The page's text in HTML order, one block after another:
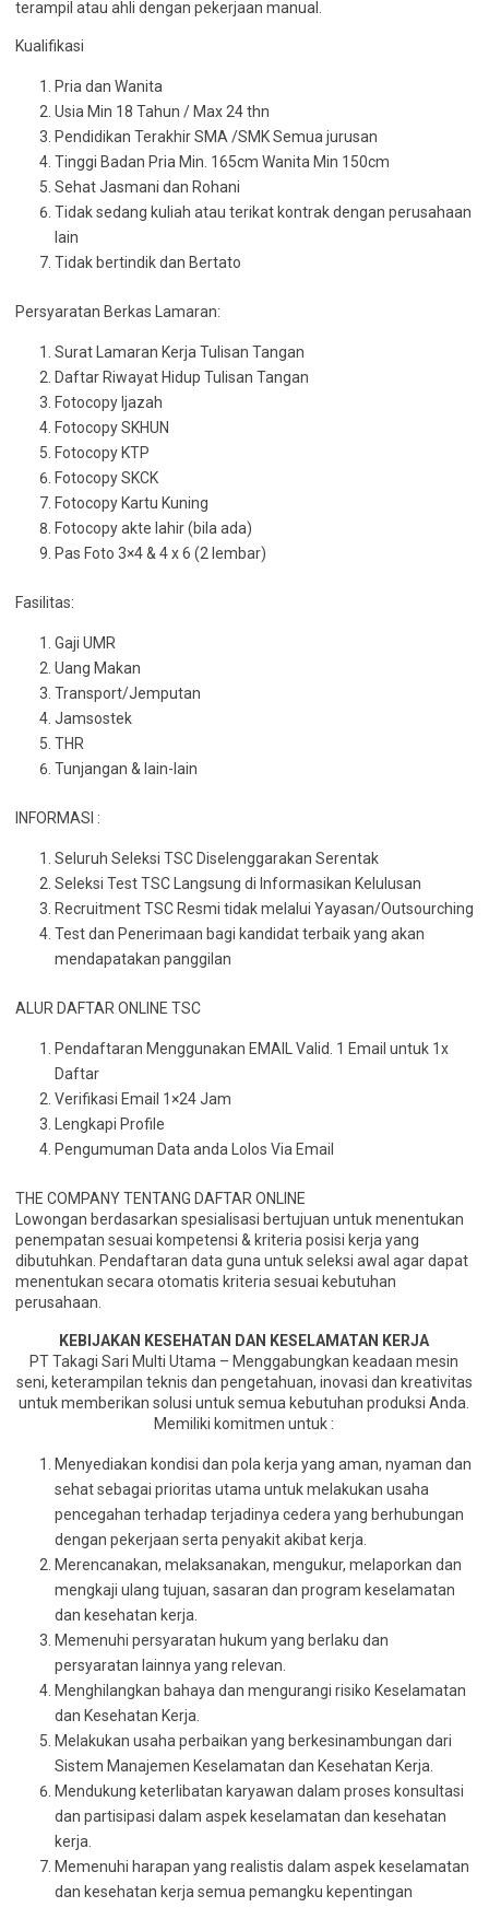
terampil atau ahli dengan pekerjaan manual.
Kualifikasi
Pria dan Wanita
Usia Min 18 Tahun / Max 24 thn
Pendidikan Terakhir SMA /SMK Semua jurusan
Tinggi Badan Pria Min. 165cm Wanita Min 150cm
Sehat Jasmani dan Rohani
Tidak sedang kuliah atau terikat kontrak dengan perusahaan
lain
Tidak bertindik dan Bertato
Persyaratan Berkas Lamaran:
Surat Lamaran Kerja Tulisan Tangan
Daftar Riwayat Hidup Tulisan Tangan
Fotocopy Ijazah
Fotocopy SKHUN
Fotocopy KTP
Fotocopy SKCK
Fotocopy Kartu Kuning
Fotocopy akte lahir (bila ada)
Pas Foto 3×4 & 4 x 6 (2 lembar)
Fasilitas:
Gaji UMR
Uang Makan
Transport/Jemputan
Jamsostek
THR
Tunjangan & lain-lain
INFORMASI :
Seluruh Seleksi TSC Diselenggarakan Serentak
Seleksi Test TSC Langsung di Informasikan Kelulusan
Recruitment TSC Resmi tidak melalui Yayasan/Outsourching
Test dan Penerimaan bagi kandidat terbaik yang akan
mendapatakan panggilan
ALUR DAFTAR ONLINE TSC
Pendaftaran Menggunakan EMAIL Valid. 1 Email untuk 1x
Daftar
Verifikasi Email 1×24 Jam
Lengkapi Profile
Pengumuman Data anda Lolos Via Email
THE COMPANY TENTANG DAFTAR ONLINE
Lowongan berdasarkan spesialisasi bertujuan untuk menentukan
penempatan sesuai kompetensi & kriteria posisi kerja yang
dibutuhkan. Pendaftaran data guna untuk seleksi awal agar dapat
menentukan secara otomatis kriteria sesuai kebutuhan
perusahaan.
KEBIJAKAN KESEHATAN DAN KESELAMATAN KERJA
PT Takagi Sari Multi Utama – Menggabungkan keadaan mesin
seni, keterampilan teknis dan pengetahuan, inovasi dan kreativitas
untuk memberikan solusi untuk semua kebutuhan produksi Anda.
Memiliki komitmen untuk :
Menyediakan kondisi dan pola kerja yang aman, nyaman dan
sehat sebagai prioritas utama untuk melakukan usaha
pencegahan terhadap terjadinya cedera yang berhubungan
dengan pekerjaan serta penyakit akibat kerja.
Merencanakan, melaksanakan, mengukur, melaporkan dan
mengkaji ulang tujuan, sasaran dan program keselamatan
dan kesehatan kerja.
Memenuhi persyaratan hukum yang berlaku dan
persyaratan lainnya yang relevan.
Menghilangkan bahaya dan mengurangi risiko Keselamatan
dan Kesehatan Kerja.
Melakukan usaha perbaikan yang berkesinambungan dari
Sistem Manajemen Keselamatan dan Kesehatan Kerja.
Mendukung keterlibatan karyawan dalam proses konsultasi
dan partisipasi dalam aspek keselamatan dan kesehatan
kerja.
Memenuhi harapan yang realistis dalam aspek keselamatan
dan kesehatan kerja semua pemangku kepentingan